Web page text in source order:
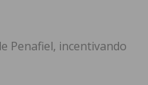
Penafiel, incentivando